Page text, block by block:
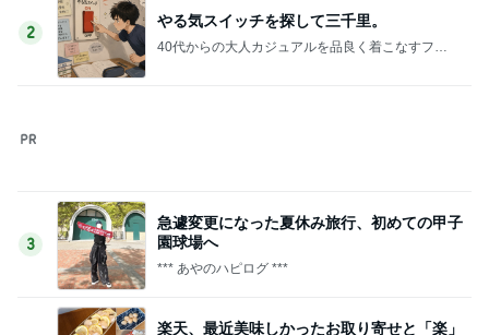
2
やる気スイッチを探して三千里。
40代からの大人カジュアルを品良く着こなすファ
3
急遽変更になった夏休み旅行、初めての甲子
園球場へ
*** あやのハピログ ***
楽天、最近美味しかったお取り寄せと「楽」